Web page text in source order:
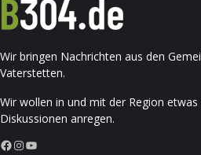
Wir bringen Nachrichten aus den
Vaterstetten.
Wir wollen in und mit der Region
Diskussionen anregen.
Facebook InstagramYouTube